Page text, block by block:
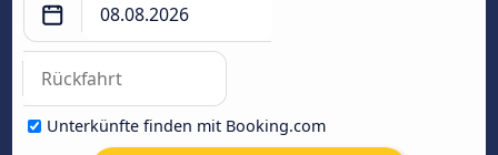
Unterkünfte finden mit Booking.com